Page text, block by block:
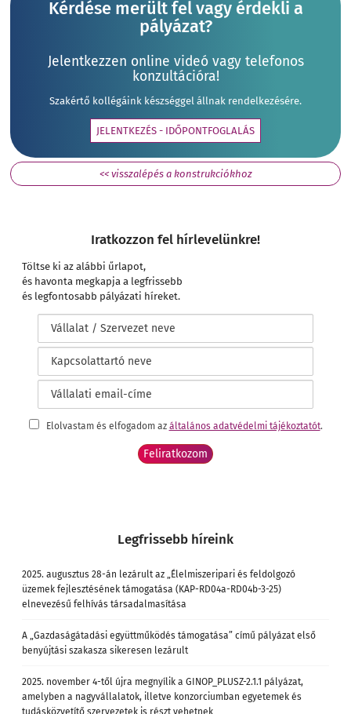
Kérdése merült fel vagy érdekli a
pályázat?
Jelentkezzen online videó vagy telefonos
konzultációra!
Szakértő kollégáink készséggel állnak rendelkezésére.
JELENTKEZÉS - IDŐPONTFOGLALÁS
<< visszalépés a konstrukciókhoz
Iratkozzon fel hírlevelünkre!
Töltse ki az alábbi űrlapot,
és havonta megkapja a legfrissebb
és legfontosabb pályázati híreket.
Elolvastam és elfogadom az általános adatvédelmi tájékoztatót.
Legfrissebb híreink
2025. augusztus 28-án lezárult az „Élelmiszeripari és feldolgozó
üzemek fejlesztésének támogatása (KAP-RD04a-RD04b-3-25)
elnevezésű felhívás társadalmasítása
A „Gazdaságátadási együttműködés támogatása” című pályázat első
benyújtási szakasza sikeresen lezárult
2025. november 4-től újra megnyílik a GINOP_PLUSZ-2.1.1 pályázat,
amelyben a nagyvállalatok, illetve konzorciumban egyetemek és